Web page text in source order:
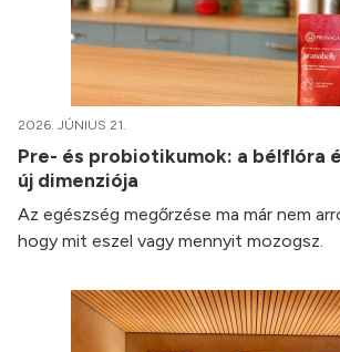
2026. JÚNIUS 21.
Pre- és probiotikumok: a bélflóra
új dimenziója
Az egészség megőrzése ma már nem
hogy mit eszel vagy mennyit mozogsz.